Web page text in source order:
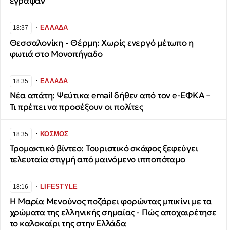
18:37 ∙ΕΛΛΑΔΑ
Θεσσαλονίκη - Θέρμη: Χωρίς ενεργό μέτωπο η
φωτιά στο Μονοπήγαδο
18:35 ∙ΕΛΛΑΔΑ
Νέα απάτη: Ψεύτικα email δήθεν από τον e-ΕΦΚΑ –
Τι πρέπει να προσέξουν οι πολίτες
18:35 ∙ΚΟΣΜΟΣ
Τρομακτικό βίντεο: Τουριστικό σκάφος ξεφεύγει
τελευταία στιγμή από μαινόμενο ιπποπόταμο
18:16 ∙LIFESTYLE
Η Μαρία Μενούνος ποζάρει φορώντας μπικίνι με τα
χρώματα της ελληνικής σημαίας - Πώς αποχαιρέτησε
το καλοκαίρι της στην Ελλάδα